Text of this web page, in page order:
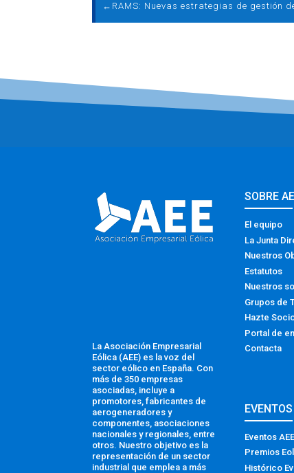
←
La Asociación Empresarial
Eólica (AEE) es la voz del
sector eólico en España. Con
más de 350 empresas
asociadas, incluye a
promotores, fabricantes de
aerogeneradores y
componentes, asociaciones
nacionales y regionales, entre
otros. Nuestro objetivo es la
representación de un sector
industrial que emplea a más
SOBRE
El equipo
La Junta
Nuestros
Estatutos
Nuestros
Grupos de
Hazte
Portal de
Contacta
EVENTOS
Eventos AEE
Premios
Histórico